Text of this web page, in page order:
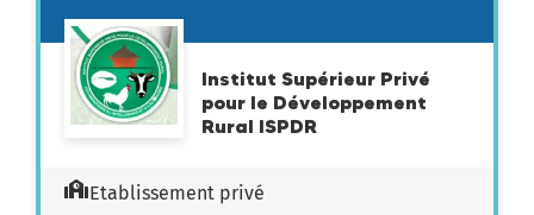
Institut Supérieur Privé
pour le Développement
Rural ISPDR
Etablissement privé